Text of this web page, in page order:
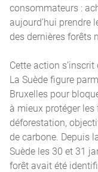
consommateurs :
aujourd’hui prendre
des dernières forêts
Cette action
La Suède figure
Bruxelles pour
à mieux protéger
déforestation,
de carbone. Depuis
Suède les 30 et 31
forêt avait été